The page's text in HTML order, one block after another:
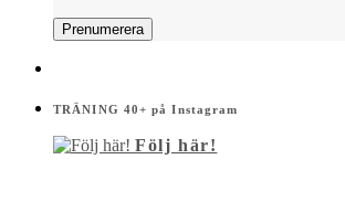
TRÄNING 40+ på Instagram
Följ här!